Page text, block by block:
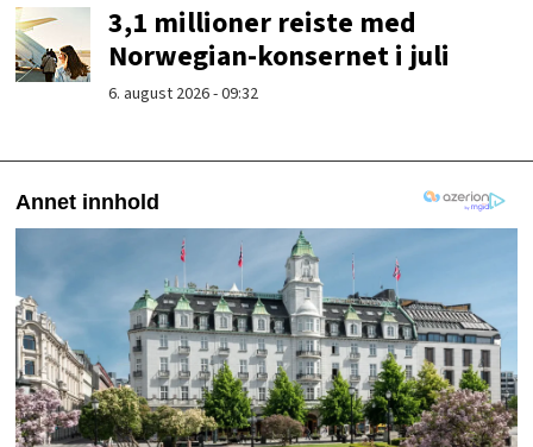
3,1 millioner reiste med
Norwegian-konsernet i juli
6. august 2026 - 09:32